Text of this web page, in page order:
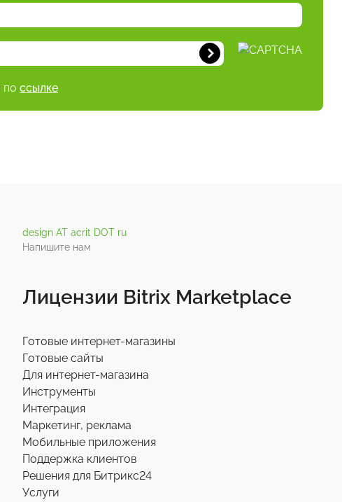
по ссылке
design AT acrit DOT ru
Напишите нам
Лицензии Bitrix Marketplace
Готовые интернет-магазины
Готовые сайты
Для интернет-магазина
Инструменты
Интеграция
Маркетинг, реклама
Мобильные приложения
Поддержка клиентов
Решения для Битрикс24
Услуги